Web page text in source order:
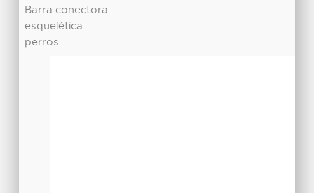
Barra conectora
esquelética
perros